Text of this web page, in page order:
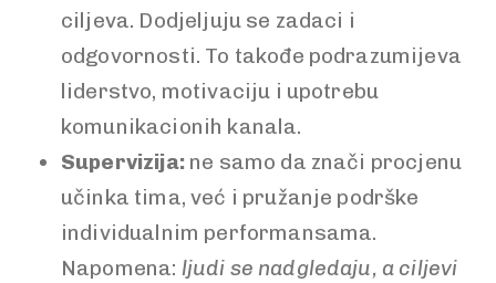
ciljeva. Dodjeljuju se zadaci i
odgovornosti. To takođe podrazumijeva
liderstvo, motivaciju i upotrebu
komunikacionih kanala.
Supervizija:ne samo da znači procjenu
učinka tima, već i pružanje podrške
individualnim performansama.
Napomena: ljudi se nadgledaju, a ciljevi